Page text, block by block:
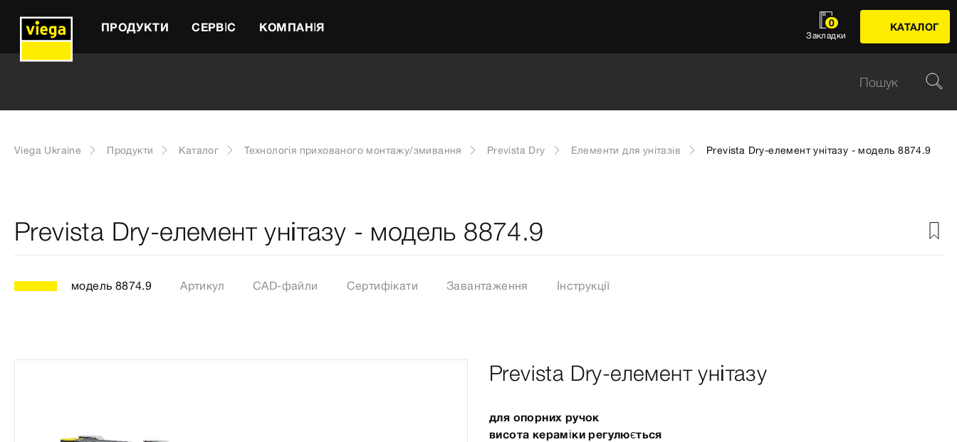
ПРОДУКТИ СЕРВІС КОМПАНІЯ 0
Закладки
КАТАЛОГ
Viega Ukraine Продукти Каталог Технологія прихованого монтажу/змивання Prevista Dry Елементи для унітазів Prevista Dry-елемент унітазу - модель 8874.9
Prevista Dry-елемент унітазу - модель 8874.9
модель 8874.9 Артикул CAD-файли Сертифікати Завантаження Інструкції
Prevista Dry-елемент унітазу
для опорних ручок
висота кераміки регулюється